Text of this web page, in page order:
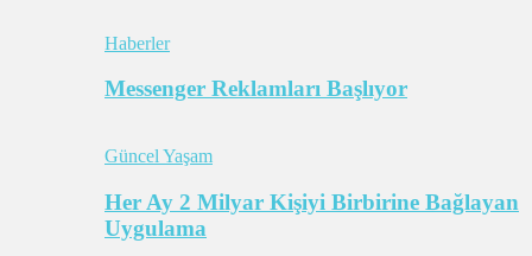
Haberler
Messenger Reklamları Başlıyor
Güncel Yaşam
Her Ay 2 Milyar Kişiyi Birbirine Bağlayan
Uygulama